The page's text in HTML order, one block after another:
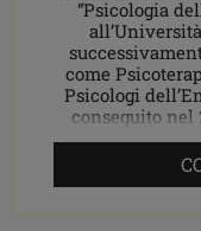
“Psicologia
come
Psicologi
conseguito nel